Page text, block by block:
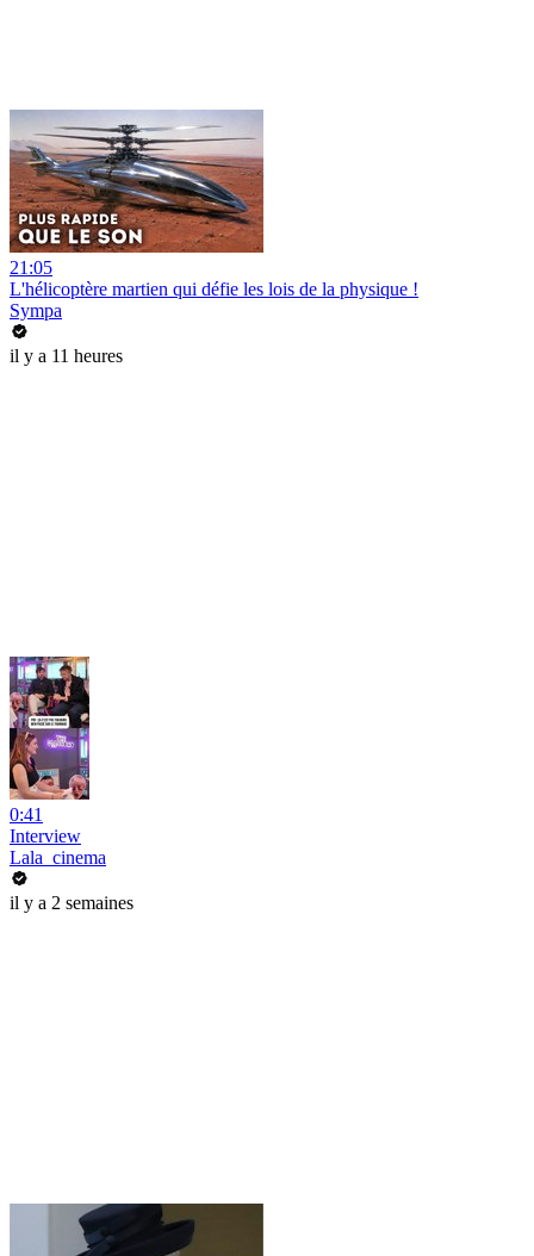
21:05
L'hélicoptère martien qui défie les lois de la physique !
Sympa
il y a 11 heures
0:41
Interview
Lala_cinema
il y a 2 semaines